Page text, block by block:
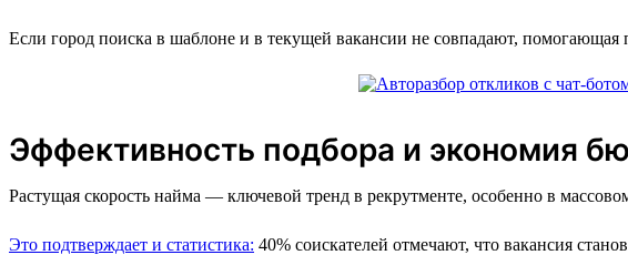
Если город поиска в шаблоне и в текущей вакансии не совпадают, помогающая
Эффективность подбора и экономия
Растущая скорость найма — ключевой тренд в рекрутменте, особенно в
Это подтверждает и статистика: 40% соискателей отмечают, что вакансия